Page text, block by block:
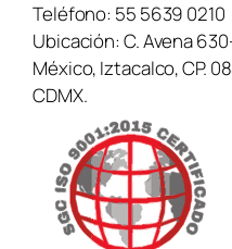
Teléfono: 55 5639 0210
Ubicación:C. Avena
México, Iztacalco, CP.
CDMX.